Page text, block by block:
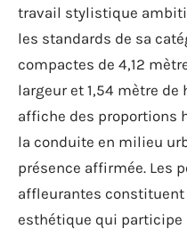
travail stylistique
les standards de sa
compactes de 4,12
largeur et 1,54 mètre de
affiche des proportions
la conduite en milieu
présence affirmée. Les
affleurantes
esthétique qui